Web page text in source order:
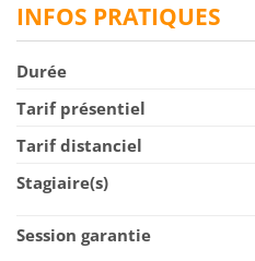
INFOS PRATIQUES
Durée
Tarif présentiel
Tarif distanciel
Stagiaire(s)
Session garantie